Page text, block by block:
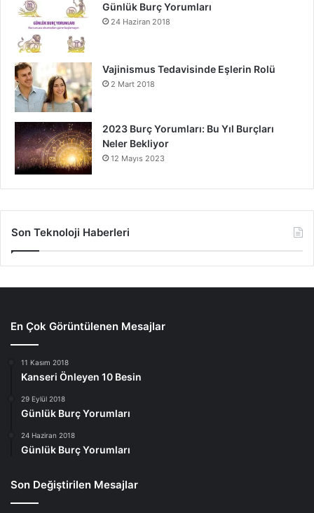
Günlük Burç Yorumları
24 Haziran 2018
Vajinismus Tedavisinde Eşlerin Rolü
2 Mart 2018
2023 Burç Yorumları: Bu Yıl Burçları
Neler Bekliyor
12 Mayıs 2023
Son Teknoloji Haberleri
En Çok Görüntülenen Mesajlar
11 Kasım 2018
Kanseri Önleyen 10 Besin
29 Eylül 2018
Günlük Burç Yorumları
24 Haziran 2018
Günlük Burç Yorumları
Son Değiştirilen Mesajlar